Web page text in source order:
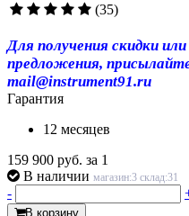
(35)
Для получения скидки или
предложения,
mail@instrument91.ru
Гарантия
12 месяцев
159 900 руб. за 1
В наличии магазин:3 склад:31
-
В корзину